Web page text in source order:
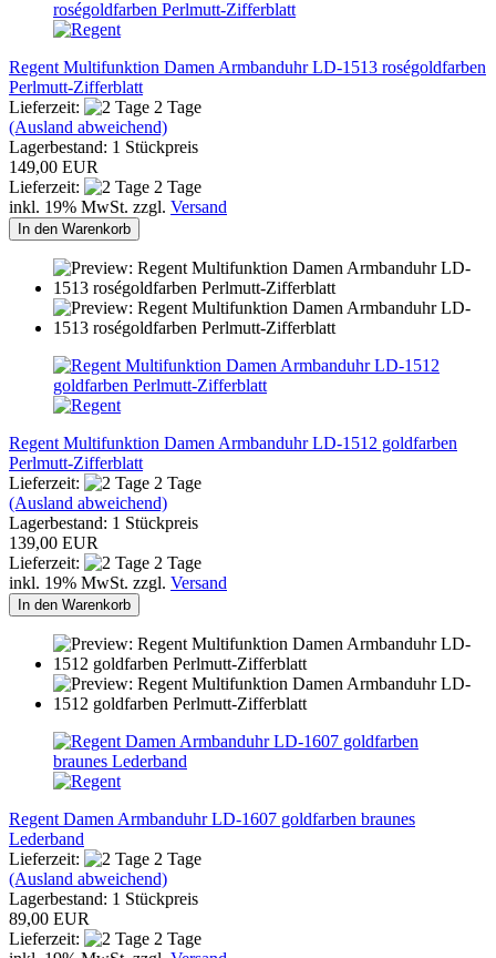
Regent Multifunktion Damen Armbanduhr LD-1513 roségoldfarben
Perlmutt-Zifferblatt
Lieferzeit:
2 Tage
(Ausland abweichend)
Lagerbestand: 1 Stückpreis
149,00 EUR
Lieferzeit:
2 Tage
inkl. 19% MwSt. zzgl. Versand
In den Warenkorb
Regent Multifunktion Damen Armbanduhr LD-1512 goldfarben
Perlmutt-Zifferblatt
Lieferzeit:
2 Tage
(Ausland abweichend)
Lagerbestand: 1 Stückpreis
139,00 EUR
Lieferzeit:
2 Tage
inkl. 19% MwSt. zzgl. Versand
In den Warenkorb
Regent Damen Armbanduhr LD-1607 goldfarben braunes
Lederband
Lieferzeit:
2 Tage
(Ausland abweichend)
Lagerbestand: 1 Stückpreis
89,00 EUR
Lieferzeit:
2 Tage